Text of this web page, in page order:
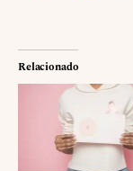
Relacionado